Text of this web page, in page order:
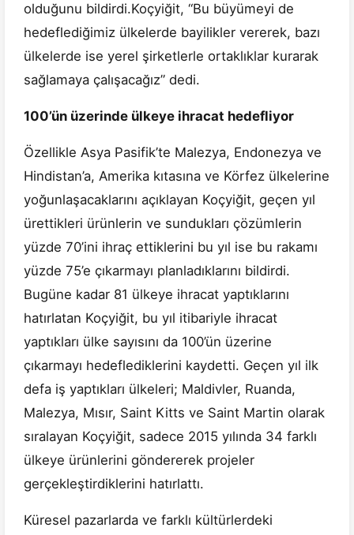
olduğunu bildirdi.Koçyiğit, “Bu büyümeyi de
hedeflediğimiz ülkelerde bayilikler vererek, bazı
ülkelerde ise yerel şirketlerle ortaklıklar kurarak
sağlamaya çalışacağız” dedi.
100’ün üzerinde ülkeye ihracat hedefliyor
Özellikle Asya Pasifik’te Malezya, Endonezya ve
Hindistan’a, Amerika kıtasına ve Körfez ülkelerine
yoğunlaşacaklarını açıklayan Koçyiğit, geçen yıl
ürettikleri ürünlerin ve sundukları çözümlerin
yüzde 70’ini ihraç ettiklerini bu yıl ise bu rakamı
yüzde 75’e çıkarmayı planladıklarını bildirdi.
Bugüne kadar 81 ülkeye ihracat yaptıklarını
hatırlatan Koçyiğit, bu yıl itibariyle ihracat
yaptıkları ülke sayısını da 100’ün üzerine
çıkarmayı hedeflediklerini kaydetti. Geçen yıl ilk
defa iş yaptıkları ülkeleri; Maldivler, Ruanda,
Malezya, Mısır, Saint Kitts ve Saint Martin olarak
sıralayan Koçyiğit, sadece 2015 yılında 34 farklı
ülkeye ürünlerini göndererek projeler
gerçekleştirdiklerini hatırlattı.
Küresel pazarlarda ve farklı kültürlerdeki